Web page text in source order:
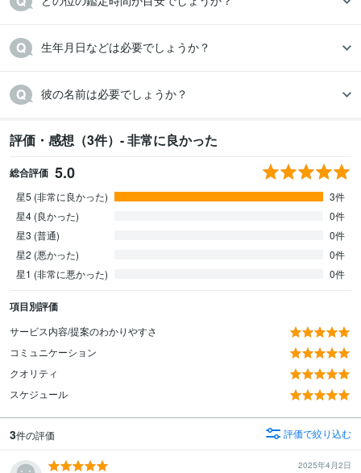
生年月日などは必要でしょうか？
彼の名前は必要でしょうか？
評価・感想（3件）- 非常に良かった
総合評価 5.0
星5 (非常に良かった)
3件
星4 (良かった)
0件
星3 (普通)
0件
星2 (悪かった)
0件
星1 (非常に悪かった)
0件
項目別評価
サービス内容/提案のわかりやすさ
コミュニケーション
クオリティ
スケジュール
3件の評価 評価で絞り込む
2025年4月2日